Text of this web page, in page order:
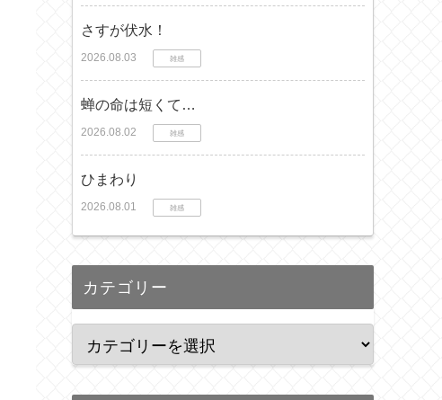
さすが伏水！
2026.08.03 雑感
蝉の命は短くて…
2026.08.02 雑感
ひまわり
2026.08.01 雑感
カテゴリー